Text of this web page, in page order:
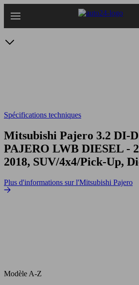
au
Spécifications techniques
Mitsubishi Pajero 3.2 DI-
PAJERO LWB DIESEL -
2018, SUV/4x4/Pick-Up,
Plus d'informations sur l'Mitsubishi Pajero
Modèle A-Z